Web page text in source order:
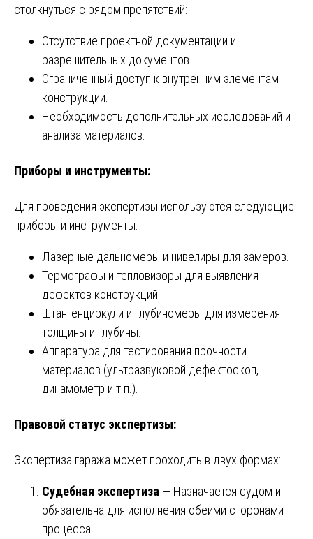
столкнуться с рядом препятствий:
Отсутствие проектной документации и
разрешительных документов.
Ограниченный доступ к внутренним элементам
конструкции.
Необходимость дополнительных исследований и
анализа материалов.
Приборы и инструменты:
Для проведения экспертизы используются следующие
приборы и инструменты:
Лазерные дальномеры и нивелиры для замеров.
Термографы и тепловизоры для выявления
дефектов конструкций.
Штангенциркули и глубиномеры для измерения
толщины и глубины.
Аппаратура для тестирования прочности
материалов (ультразвуковой дефектоскоп,
динамометр и т.п.).
Правовой статус экспертизы:
Экспертиза гаража может проходить в двух формах:
Судебная экспертиза — Назначается судом и
обязательна для исполнения обеими сторонами
процесса.